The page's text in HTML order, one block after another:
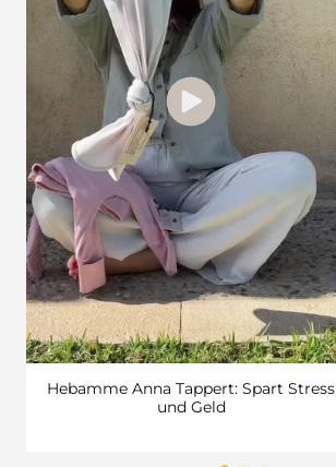
Hebamme Anna Tappert: Spart Stress
und Geld